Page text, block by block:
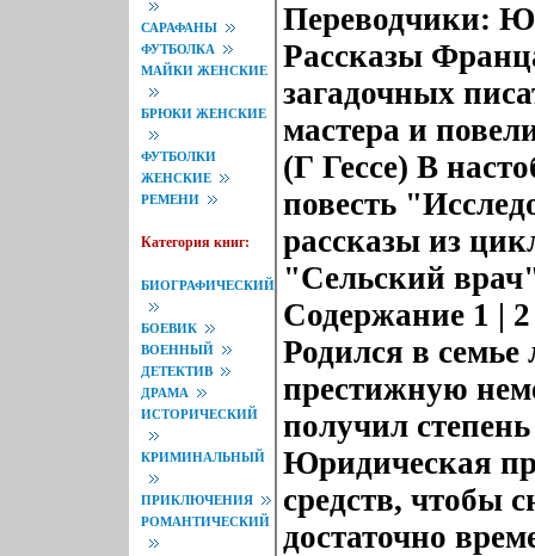
САРАФАНЫ
ФУТБОЛКА
МАЙКИ ЖЕНСКИЕ
БРЮКИ ЖЕНСКИЕ
ФУТБОЛКИ
ЖЕНСКИЕ
РЕМЕНИ
Категория книг:
БИОГРАФИЧЕСКИЙ
БОЕВИК
ВОЕННЫЙ
ДЕТЕКТИВ
ДРАМА
ИСТОРИЧЕСКИЙ
КРИМИНАЛЬНЫЙ
ПРИКЛЮЧЕНИЯ
РОМАНТИЧЕСКИЙ
Переводчики:
Рассказы
загадочных
мастера и
(Г Гессе) В
повесть
рассказы из
"Сельский
Содержание 1 |
Родился в
престижную
получил
Юридическая
средств, чтобы
достаточно